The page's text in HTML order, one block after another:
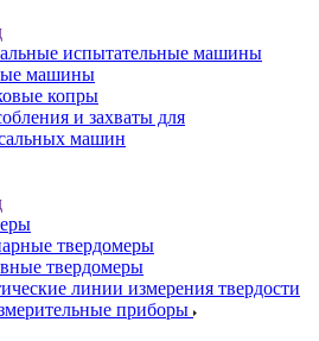
испытательные машины
машины
копры
и захваты для
машин
твердомеры
твердомеры
линии измерения твердости
приборы